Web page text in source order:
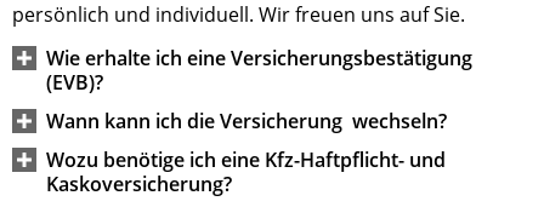
persönlich und individuell. Wir freuen uns auf Sie.
Wie erhalte ich eine Versicherungsbestätigung
(EVB)?
Wann kann ich die Versicherung wechseln?
Wozu benötige ich eine Kfz-Haftpflicht- und
Kaskoversicherung?